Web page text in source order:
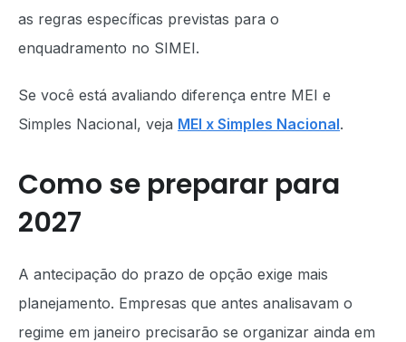
as regras específicas previstas para o
enquadramento no SIMEI.
Se você está avaliando diferença entre MEI e
Simples Nacional, veja MEI x Simples Nacional.
Como se preparar para
2027
A antecipação do prazo de opção exige mais
planejamento. Empresas que antes analisavam o
regime em janeiro precisarão se organizar ainda em